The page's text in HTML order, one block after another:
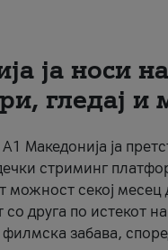
ја носи
гледај и
Македонија ја
стриминг
секој месец
со друга по истекот
филмска забава,